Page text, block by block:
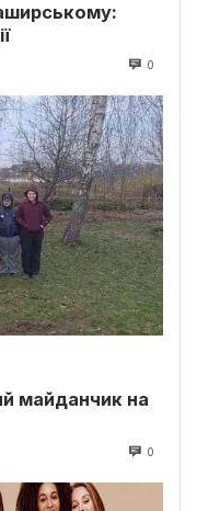
0
майданчик на
0